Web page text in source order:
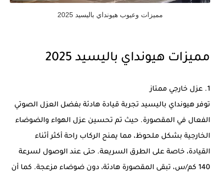
مميزات وعيوب هيونداي باليسيد 2025
مميزات هيونداي باليسيد 2025
1. عزل خارجي ممتاز
توفر هيونداي باليسيد تجربة قيادة هادئة بفضل العزل الصوتي
الفعال في المقصورة. حيث تم تحسين عزل الهواء والضوضاء
الخارجية بشكل ملحوظ، مما يمنح الركاب راحة أكثر أثناء
القيادة، خاصة على الطرق السريعة. حتى عند الوصول لسرعة
140 كم/س، تبقى المقصورة هادئة، دون ضوضاء مزعجة. كما أن